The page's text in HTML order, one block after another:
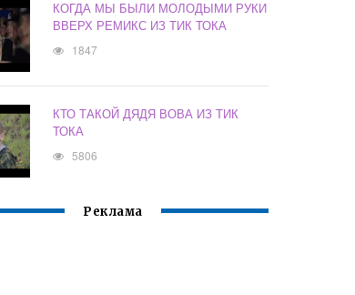
КОГДА МЫ БЫЛИ МОЛОДЫМИ РУКИ
ВВЕРХ РЕМИКС ИЗ ТИК ТОКА
1847
КТО ТАКОЙ ДЯДЯ ВОВА ИЗ ТИК
ТОКА
5806
Реклама